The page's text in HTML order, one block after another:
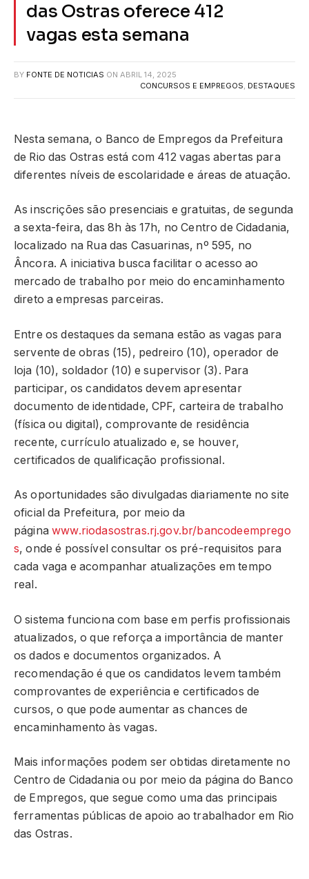
das Ostras oferece 412
vagas esta semana
BY FONTE DE NOTICIAS ON ABRIL 14, 2025
CONCURSOS E EMPREGOS, DESTAQUES
Nesta semana, o Banco de Empregos da Prefeitura
de Rio das Ostras está com 412 vagas abertas para
diferentes níveis de escolaridade e áreas de atuação.
As inscrições são presenciais e gratuitas, de segunda
a sexta-feira, das 8h às 17h, no Centro de Cidadania,
localizado na Rua das Casuarinas, nº 595, no
Âncora. A iniciativa busca facilitar o acesso ao
mercado de trabalho por meio do encaminhamento
direto a empresas parceiras.
Entre os destaques da semana estão as vagas para
servente de obras (15), pedreiro (10), operador de
loja (10), soldador (10) e supervisor (3). Para
participar, os candidatos devem apresentar
documento de identidade, CPF, carteira de trabalho
(física ou digital), comprovante de residência
recente, currículo atualizado e, se houver,
certificados de qualificação profissional.
As oportunidades são divulgadas diariamente no site
oficial da Prefeitura, por meio da
páginawww.riodasostras.rj.gov.br/bancodeemprego
s, onde é possível consultar os pré-requisitos para
cada vaga e acompanhar atualizações em tempo
real.
O sistema funciona com base em perfis profissionais
atualizados, o que reforça a importância de manter
os dados e documentos organizados. A
recomendação é que os candidatos levem também
comprovantes de experiência e certificados de
cursos, o que pode aumentar as chances de
encaminhamento às vagas.
Mais informações podem ser obtidas diretamente no
Centro de Cidadania ou por meio da página do Banco
de Empregos, que segue como uma das principais
ferramentas públicas de apoio ao trabalhador em Rio
das Ostras.